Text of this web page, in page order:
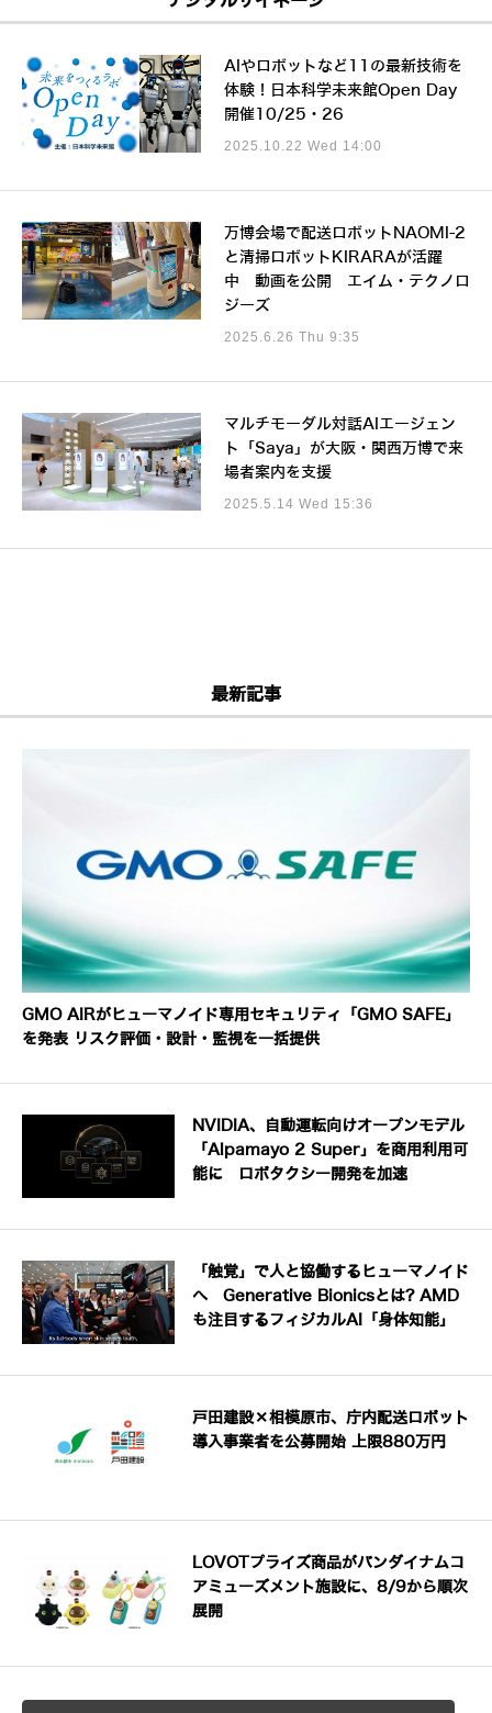
AIやロボットなど11の最新技術を
体験！日本科学未来館Open Day
開催10/25・26
2025.10.22 Wed 14:00
万博会場で配送ロボットNAOMI-2
と清掃ロボットKIRARAが活躍
中 動画を公開 エイム・テクノロ
ジーズ
2025.6.26 Thu 9:35
マルチモーダル対話AIエージェン
ト「Saya」が大阪・関西万博で来
場者案内を支援
2025.5.14 Wed 15:36
最新記事
GMO AIRがヒューマノイド専用セキュリティ「GMO SAFE」
を発表 リスク評価・設計・監視を一括提供
NVIDIA、自動運転向けオープンモデル
「Alpamayo 2 Super」を商用利用可
能に ロボタクシー開発を加速
「触覚」で人と協働するヒューマノイド
へ Generative Bionicsとは? AMD
も注目するフィジカルAI「身体知能」
戸田建設×相模原市、庁内配送ロボット
導入事業者を公募開始 上限880万円
LOVOTプライズ商品がバンダイナムコ
アミューズメント施設に、8/9から順次
展開